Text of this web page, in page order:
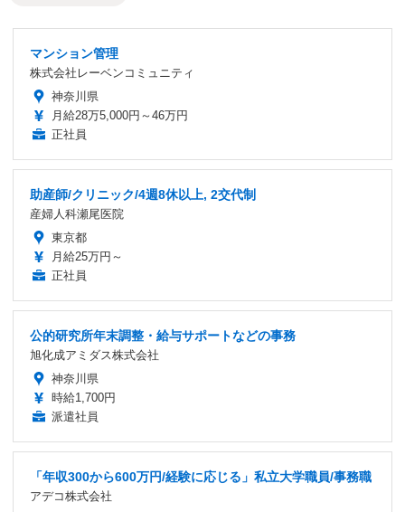
マンション管理
株式会社レーベンコミュニティ
神奈川県
月給28万5,000円～46万円
正社員
助産師/クリニック/4週8休以上, 2交代制
産婦人科瀬尾医院
東京都
月給25万円～
正社員
公的研究所年末調整・給与サポートなどの事務
旭化成アミダス株式会社
神奈川県
時給1,700円
派遣社員
「年収300から600万円/経験に応じる」私立大学職員/事務職
アデコ株式会社